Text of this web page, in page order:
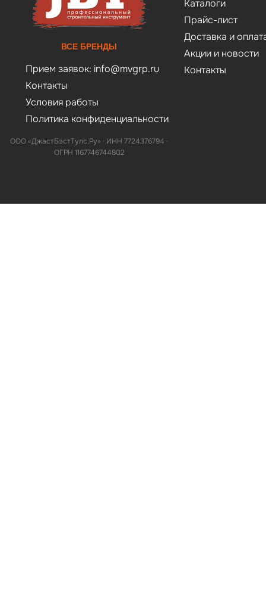
ВСЕ БРЕНДЫ
Прием заявок: info@mvgrp.ru
Контакты
Условия работы
Политика конфиденциальности
ООО «ДжастБэстТулс.Ру» · ИНН 7724376794 ·
ОГРН 1167746744802
Каталоги
Прайс-лист
Доставка и
Акции и новости
Контакты